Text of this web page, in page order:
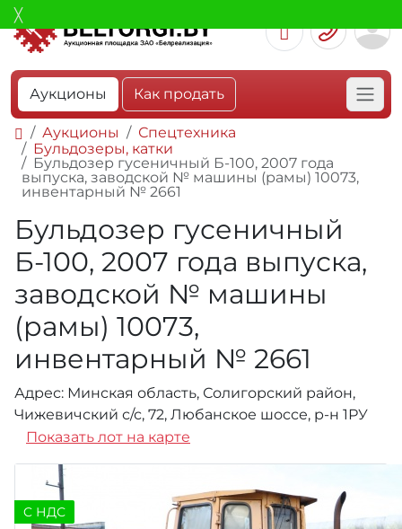
Аукционы Как продать
Аукционы
Спецтехника
Бульдозеры, катки
Бульдозер гусеничный Б-100, 2007 года
выпуска, заводской № машины (рамы) 10073,
инвентарный № 2661
Бульдозер гусеничный
Б-100, 2007 года выпуска,
заводской № машины
(рамы) 10073,
инвентарный № 2661
Адрес: Минская область, Солигорский район,
Чижевичский с/с, 72, Любанское шоссе, р-н 1РУ
Показать лот на карте
C НДС